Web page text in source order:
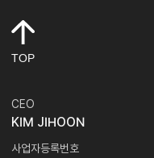
TOP
CEO
KIM JIHOON
사업자등록번호